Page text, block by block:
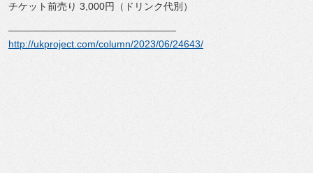
チケット前売り 3,000円（ドリンク代別）
http://ukproject.com/column/2023/06/24643/